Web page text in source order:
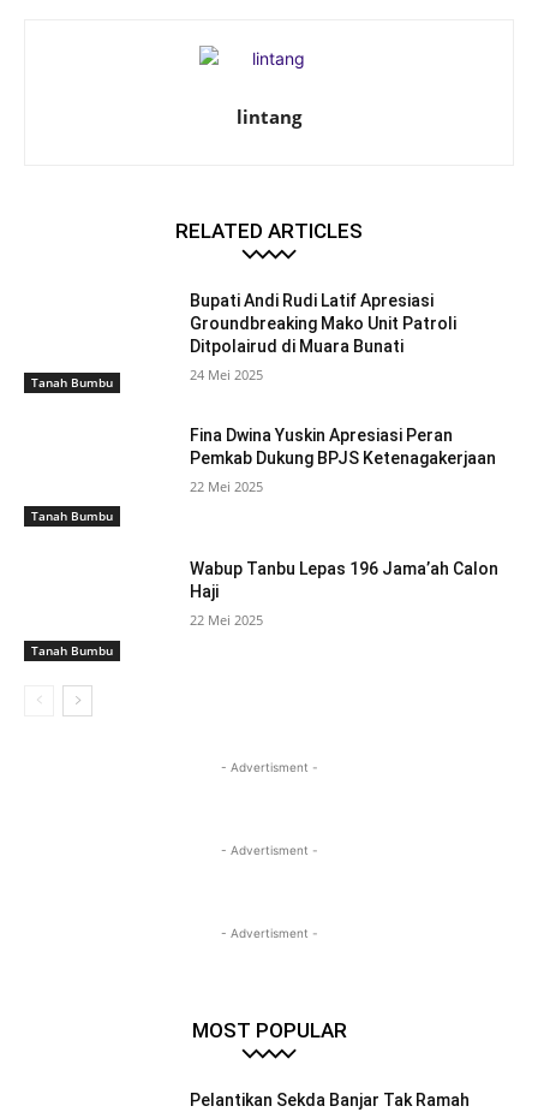
lintang
RELATED ARTICLES
Tanah Bumbu
Bupati Andi Rudi Latif Apresiasi
Groundbreaking Mako Unit Patroli
Ditpolairud di Muara Bunati
24 Mei 2025
Tanah Bumbu
Fina Dwina Yuskin Apresiasi Peran
Pemkab Dukung BPJS Ketenagakerjaan
22 Mei 2025
Tanah Bumbu
Wabup Tanbu Lepas 196 Jama’ah Calon
Haji
22 Mei 2025
- Advertisment -
- Advertisment -
- Advertisment -
MOST POPULAR
Pelantikan Sekda Banjar Tak Ramah